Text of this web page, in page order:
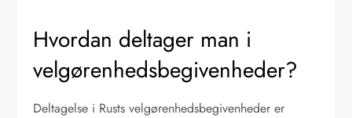
Hvordan deltager man i
velgørenhedsbegivenheder?
Deltagelse i Rusts velgørenhedsbegivenheder er